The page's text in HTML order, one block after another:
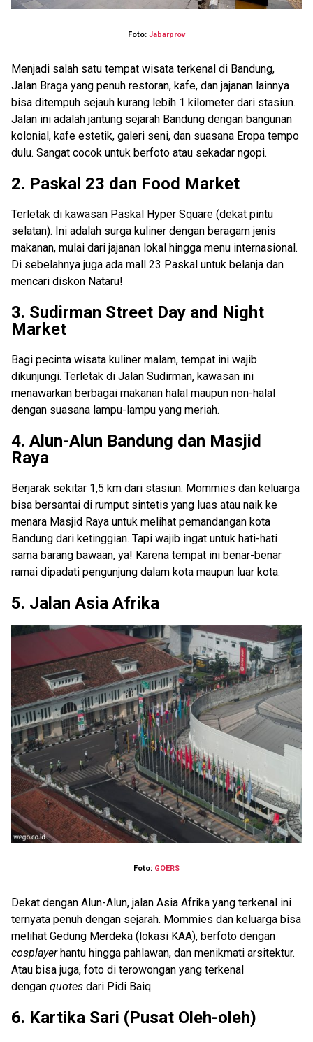
Foto: Jabarprov
Menjadi salah satu tempat wisata terkenal di Bandung,
Jalan Braga yang penuh restoran, kafe, dan jajanan lainnya
bisa ditempuh sejauh kurang lebih 1 kilometer dari stasiun.
Jalan ini adalah jantung sejarah Bandung dengan bangunan
kolonial, kafe estetik, galeri seni, dan suasana Eropa tempo
dulu. Sangat cocok untuk berfoto atau sekadar ngopi.
2. Paskal 23 dan Food Market
Terletak di kawasan Paskal Hyper Square (dekat pintu
selatan). Ini adalah surga kuliner dengan beragam jenis
makanan, mulai dari jajanan lokal hingga menu internasional.
Di sebelahnya juga ada mall 23 Paskal untuk belanja dan
mencari diskon Nataru!
3. Sudirman Street Day and Night
Market
Bagi pecinta wisata kuliner malam, tempat ini wajib
dikunjungi. Terletak di Jalan Sudirman, kawasan ini
menawarkan berbagai makanan halal maupun non-halal
dengan suasana lampu-lampu yang meriah.
4. Alun-Alun Bandung dan Masjid
Raya
Berjarak sekitar 1,5 km dari stasiun. Mommies dan keluarga
bisa bersantai di rumput sintetis yang luas atau naik ke
menara Masjid Raya untuk melihat pemandangan kota
Bandung dari ketinggian. Tapi wajib ingat untuk hati-hati
sama barang bawaan, ya! Karena tempat ini benar-benar
ramai dipadati pengunjung dalam kota maupun luar kota.
5. Jalan Asia Afrika
Foto: GOERS
Dekat dengan Alun-Alun, jalan Asia Afrika yang terkenal ini
ternyata penuh dengan sejarah. Mommies dan keluarga bisa
melihat Gedung Merdeka (lokasi KAA), berfoto dengan
cosplayerhantu hingga pahlawan, dan menikmati arsitektur.
Atau bisa juga, foto di terowongan yang terkenal
dengan quotes dari Pidi Baiq.
6. Kartika Sari (Pusat Oleh-oleh)